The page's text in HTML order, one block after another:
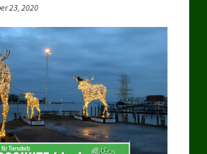
23, 2020